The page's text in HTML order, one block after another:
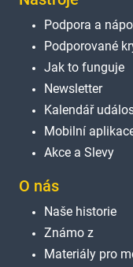
Podpora a
Podporované
Jak to funguje
Newsletter
Kalendář
Mobilní
Akce a Slevy
O nás
Naše historie
Známo z
Materiály pro